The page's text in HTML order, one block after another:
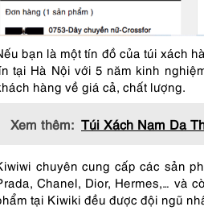
bạn là một tín đồ của túi xách
tại Hà Nội với 5 năm kinh
hàng về giá cả, chất lượng.
Xem thêm: Túi Xách Nam Da
chuyên cung cấp các sản
Chanel, Dior, Hermes,… và
tại Kiwiki đều được đội ngũ